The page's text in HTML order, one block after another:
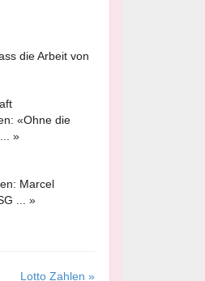
die Arbeit von
«Ohne die
»
Marcel
... »
Lotto Zahlen »